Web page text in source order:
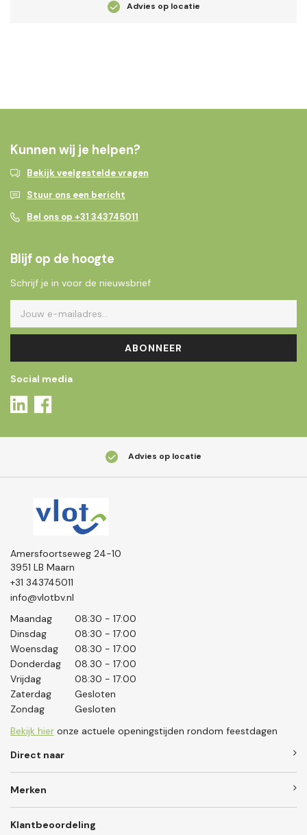
Advies op locatie
Kunnen wij je helpen?
Bekijk veelgestelde vragen
Stuur ons een bericht
Bel ons op +31 343745011
Blijf op de hoogte
Schrijf je in voor de nieuwsbrief
ABONNEER
Social media
Advies op locatie
Amersfoortseweg 24-10
3951 LB Maarn
+31 343745011
info@vlotbv.nl
Maandag
08:30 - 17:00
Dinsdag
08:30 - 17:00
Woensdag
08:30 - 17:00
Donderdag
08.30 - 17:00
Vrijdag
08:30 - 17:00
Zaterdag
Gesloten
Zondag
Gesloten
Bekijk hier onze actuele openingstijden rondom feestdagen
Direct naar
Merken
Klantbeoordeling